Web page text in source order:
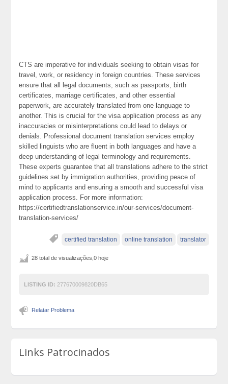
CTS are imperative for individuals seeking to obtain visas for
travel, work, or residency in foreign countries. These services
ensure that all legal documents, such as passports, birth
certificates, marriage certificates, and other essential
paperwork, are accurately translated from one language to
another. This is crucial for the visa application process as any
inaccuracies or misinterpretations could lead to delays or
denials. Professional document translation services employ
skilled linguists who are fluent in both languages and have a
deep understanding of legal terminology and requirements.
These experts guarantee that all translations adhere to the strict
guidelines set by immigration authorities, providing peace of
mind to applicants and ensuring a smooth and successful visa
application process. For more information:
https://certifiedtranslationservice.in/our-services/document-
translation-services/
certified translation online translation translator
28 total de visualizações,0 hoje
LISTING ID: 277670009820DB65
Relatar Problema
Links Patrocinados